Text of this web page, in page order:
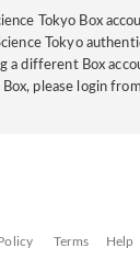
Tokyo Box
Tokyo
a different Box
Box, please login
Terms Help